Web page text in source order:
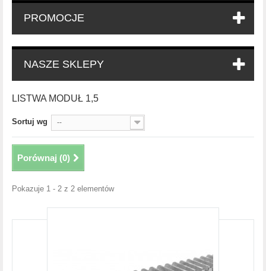
PROMOCJE
NASZE SKLEPY
LISTWA MODUŁ 1,5
Sortuj wg --
Porównaj (0)
Pokazuje 1 - 2 z 2 elementów